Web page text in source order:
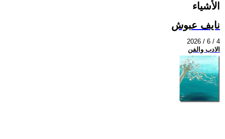
الأشياء
نايف عبوش
2026 / 6 / 4
الادب والفن